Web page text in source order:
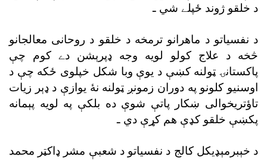
د خلقو ژوند ځپلے شي ـ
د نفسياتو د ماهرانو ترمخه د خلقو د روحانى معالجانو
څخه د علاج کولو لويه وجه ډپرېشن دے کوم چې
پاکستانۍ ټولنه کښې د يوې وبا شکل خپلوى ځکه چې د
اوسنيو کلونو په دوران زمونږ ټولنه نۀ يوازې د ډېر زيات
تاؤتريخوالى ښکار پاتې شوې ده بلکې په لويه پېمانه
پکښې خلقو کډې هم کړې دي ـ
د خېبرمېډيکل کالج د نفسياتو د شعبې مشر ډاکټر محمد